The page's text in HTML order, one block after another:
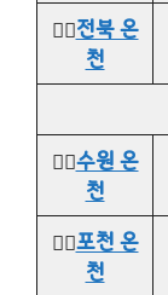
👉🏻전북 온
천
👉🏻수원 온
천
👉🏻포천 온
천